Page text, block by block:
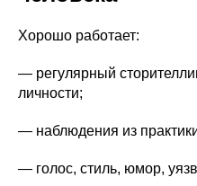
Хорошо работает:
— регулярный
личности;
— наблюдения из
— голос, стиль, юмор,